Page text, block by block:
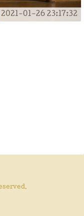
2021-01-26 23:17:32